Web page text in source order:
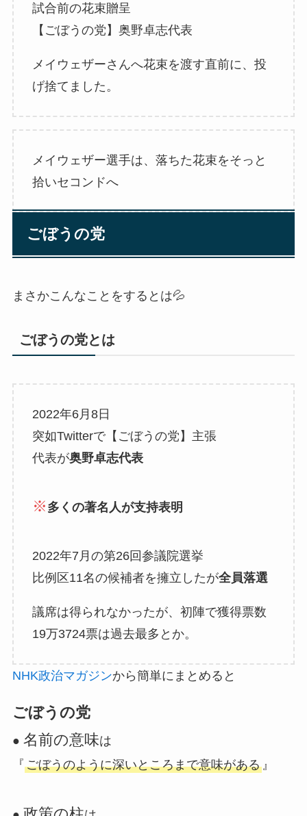
試合前の花束贈呈
【ごぼうの党】奥野卓志代表
メイウェザーさんへ花束を渡す直前に、投
げ捨てました。
メイウェザー選手は、落ちた花束をそっと
拾いセコンドへ
ごぼうの党
まさかこんなことをするとは💦
ごぼうの党とは
2022年6月8日
突如Twitterで【ごぼうの党】主張
代表が奥野卓志代表
※ 多くの著名人が支持表明
2022年7月の第26回参議院選挙
比例区11名の候補者を擁立したが全員落選
議席は得られなかったが、初陣で獲得票数
19万3724票は過去最多とか。
NHK政治マガジンから簡単にまとめると
ごぼうの党
● 名前の意味は
『ごぼうのように深いところまで意味がある』